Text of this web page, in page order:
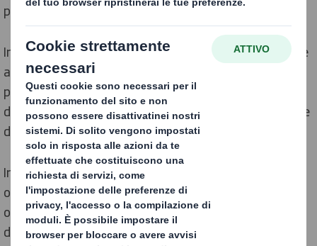
potenziare l'efficienza in ogni fase della filiera.
Indipendentemente dal tipo di incarico affidatoci, come
ad esempio lo sviluppo del packaging per la
produttività, la protezione dei prodotti da eventuali
danni o l'ottimizzazione degli spazi, trattiamo le risorse
dei clienti come se fossero nostre.
In effetti, controllare al meglio l'utilizzo dello spazio
offre grandi opportunità. Ogni volta che l'imballaggio
ottimizza il carico e la distribuzione sul pallet, lo spazio
di immagazzinamento richiesto diminuisce, le